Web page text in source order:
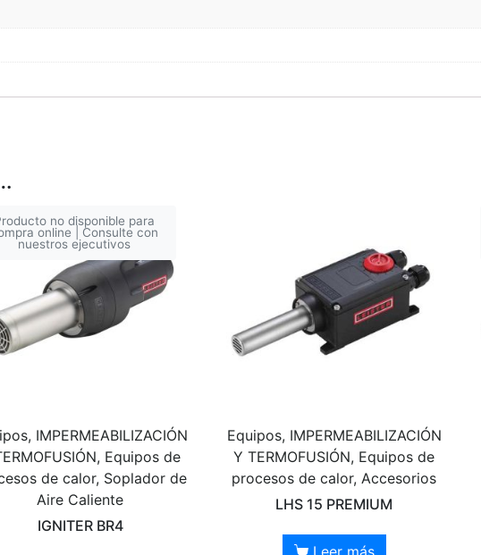
no disponible para
online | Consulte con
nuestros ejecutivos
IMPERMEABILIZACIÓN
Equipos de
de calor, Soplador de
Aire Caliente
IGNITER BR4
Equipos, IMPERMEABILIZACIÓN
Y TERMOFUSIÓN, Equipos de
procesos de calor, Accesorios
LHS 15 PREMIUM